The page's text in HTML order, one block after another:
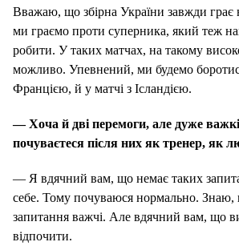
Вважаю, що збірна України завжди грає
ми граємо проти суперника, який теж
робити. У таких матчах, на такому
можливо. Упевнений, ми будемо
Францією, й у матчі з Ісландією.
— Хоча й дві перемоги, але дуже
почуваєтеся після них як тренер, як
— Я вдячний вам, що немає таких
себе. Тому почуваюся нормально. Знаю,
запитання важчі. Але вдячний вам, що
відпочити.